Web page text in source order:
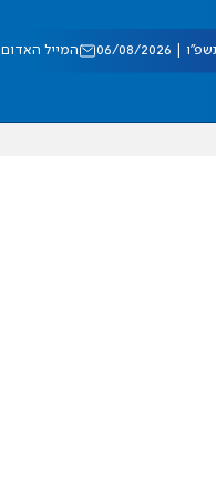
08/2026 המייל האדום